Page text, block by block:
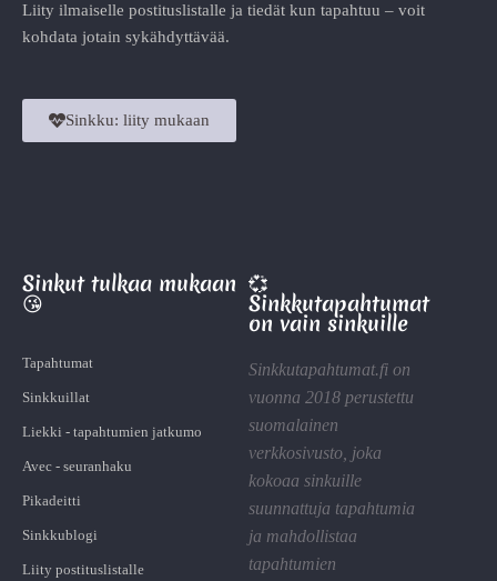
Liity ilmaiselle postituslistalle ja tiedät kun tapahtuu – voit
kohdata jotain sykähdyttävää.
Sinkku: liity mukaan
Sinkut tulkaa mukaan
😘
Tapahtumat
Sinkkuillat
Liekki - tapahtumien jatkumo
Avec - seuranhaku
Pikadeitti
Sinkkublogi
Liity postituslistalle
💞
Sinkkutapahtumat
on vain sinkuille
Sinkkutapahtumat.fi on
vuonna 2018 perustettu
suomalainen
verkkosivusto, joka
kokoaa sinkuille
suunnattuja tapahtumia
ja mahdollistaa
tapahtumien